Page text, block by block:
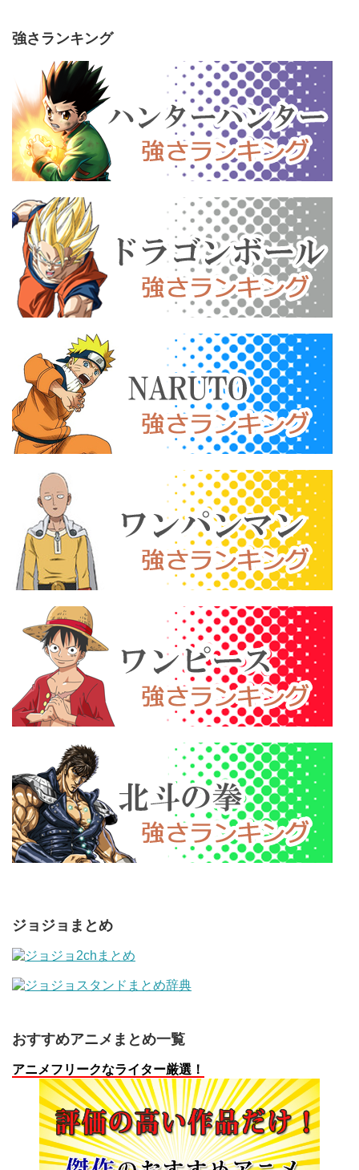
強さランキング
ジョジョまとめ
おすすめアニメまとめ一覧
アニメフリークなライター厳選！